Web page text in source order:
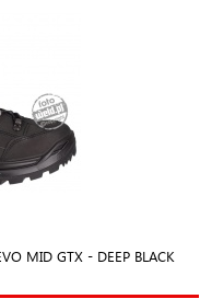
MID GTX - DEEP BLACK